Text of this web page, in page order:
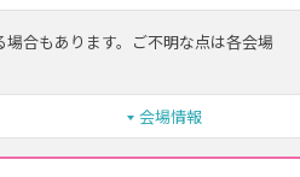
合もあります。ご不明な点は各会場
会場情報